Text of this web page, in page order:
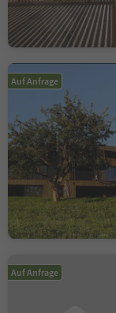
Auf Anfrage
Auf Anfrage